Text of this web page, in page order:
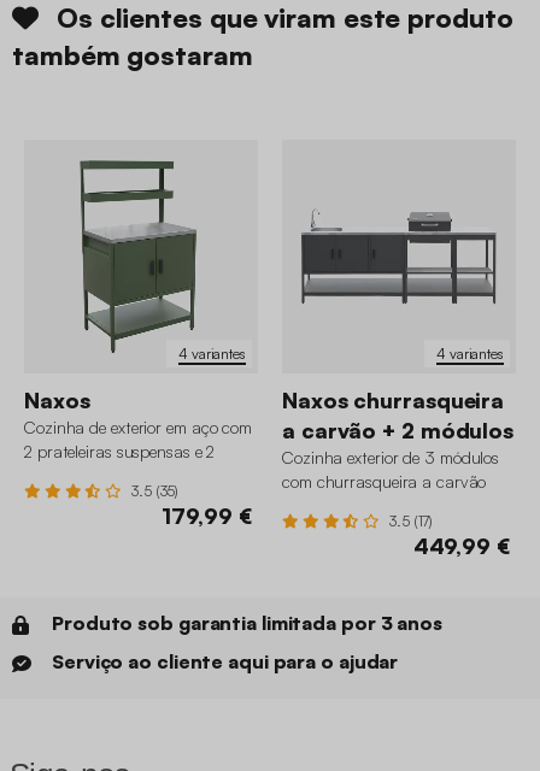
Os clientes que viram este produto
também gostaram
4 variantes
Naxos
Cozinha de exterior em aço com
2 prateleiras suspensas e 2
3.5 (35)
179,99 €
4 variantes
Naxos churrasqueira
a carvão + 2 módulos
Cozinha exterior de 3 módulos
com churrasqueira a carvão
3.5 (17)
449,99 €
Produto sob garantia limitada por 3 anos
Serviço ao cliente aqui para o ajudar